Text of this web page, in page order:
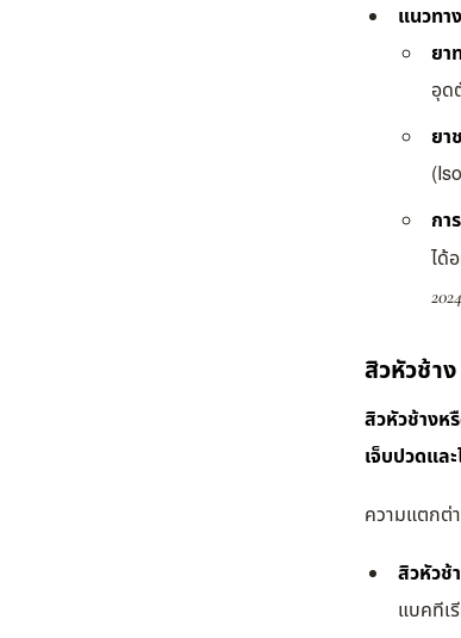
แนวทา
ยา
อุด
ยา
กา
ได้
สิวหัวช้า
สิวหัวช้างห
เจ็บปวดแล
ความแตกต่
สิวหัวช้
แบคทีเ